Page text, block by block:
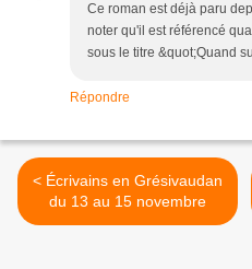
Ce roman est déjà paru
noter qu'il est référencé
sous le titre &quot;Quand
Répondre
< Écrivains en Grésivaudan
du 13 au 15 novembre